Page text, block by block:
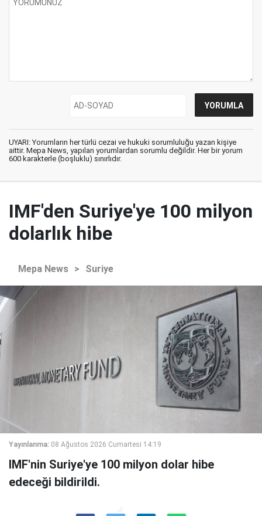
UYARI: Yorumların her türlü cezai ve hukuki sorumluluğu yazan kişiye
aittir. Mepa News, yapılan yorumlardan sorumlu değildir. Her bir yorum
600 karakterle (boşluklu) sınırlıdır.
IMF'den Suriye'ye 100 milyon
dolarlık hibe
Mepa News > Suriye
Yayınlanma: 08 Ağustos 2026 Cumartesi 14:19
IMF'nin Suriye'ye 100 milyon dolar hibe
edeceği bildirildi.